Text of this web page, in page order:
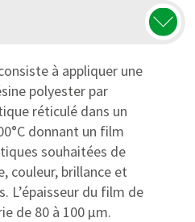
à appliquer une
polyester par
réticulé dans un
donnant un film
souhaitées de
couleur, brillance et
L’épaisseur du film de
de 80 à 100 μm.